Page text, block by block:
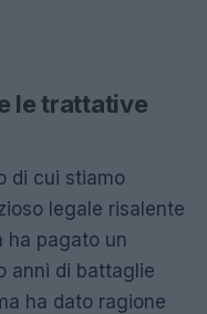
le trattative
di cui stiamo
legale risalente
ha pagato un
anni di battaglie
ha dato ragione